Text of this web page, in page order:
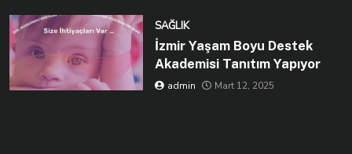
SAĞLIK
İzmir Yaşam Boyu Destek
Akademisi Tanıtım Yapıyor
admin Mart 12, 2025